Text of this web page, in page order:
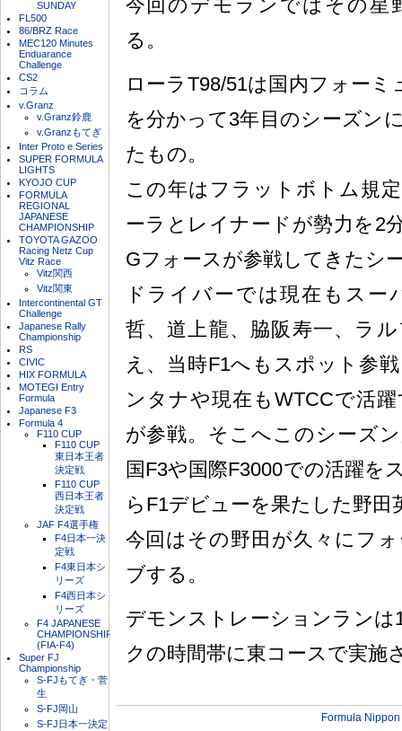
SUNDAY
FL500
86/BRZ Race
MEC120 Minutes
Enduarance
Challenge
CS2
コラム
v.Granz
v.Granz鈴鹿
v.Granzもてぎ
Inter Proto e Series
SUPER FORMULA
LIGHTS
KYOJO CUP
FORMULA
REGIONAL
JAPANESE
CHAMPIONSHIP
TOYOTA GAZOO
Racing Netz Cup
Vitz Race
Vitz関西
Vitz関東
Intercontinental GT
Challenge
Japanese Rally
Championship
RS
CIVIC
HIX FORMULA
MOTEGI Entry
Formula
Japanese F3
Formula 4
F110 CUP
F110 CUP
東日本王者
決定戦
F110 CUP
西日本王者
決定戦
JAF F4選手権
F4日本一決
定戦
F4東日本シ
リーズ
F4西日本シ
リーズ
F4 JAPANESE
CHAMPIONSHIP
(FIA-F4)
Super FJ
Championship
S-FJもてぎ・菅
生
S-FJ岡山
S-FJ日本一決定
今回のデモランではその星
る。
ローラT98/51は国内フォー
を分かって3年目のシーズン
たもの。
この年はフラットボトム規
ーラとレイナードが勢力を2
Gフォースが参戦してきたシ
ドライバーでは現在もスー
哲、道上龍、脇阪寿一、ラ
え、当時F1へもスポット参
ンタナや現在もWTCCで活
が参戦。そこへこのシーズ
国F3や国際F3000での活躍を
らF1デビューを果たした野田
今回はその野田が久々にフ
ブする。
デモンストレーションラン
クの時間帯に東コースで実施
Formula Nippon